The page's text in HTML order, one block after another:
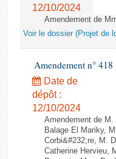
12/10/2024
Amendement de
Voir le dossier (Projet de
Amendement n°
Date de
dépôt :
12/10/2024
Amendement de
Balage El Mariky,
Corbi&#232;re, M.
Catherine Hervieu,